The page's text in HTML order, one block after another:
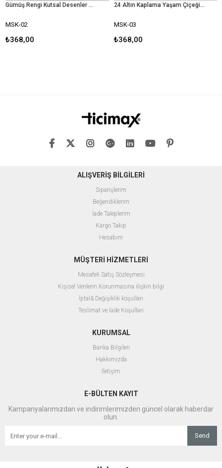
Gümüş Rengi Kutsal Desenler Mix Kolye
MSK-02
₺368,00
24 Altın Kaplama Yaşam Çiçeği Kolye
MSK-03
₺368,00
ALIŞVERİŞ BİLGİLERİ
Siparişlerim
Beğendiklerim
İade Taleplerim
Kargo Takip
Hesabım
MÜŞTERİ HİZMETLERİ
Mesafeli Satış Sözleşmesi
Kişisel Verilerin Korunmasına ilişkin bilgi
İptal& Değişiklik koşulları
Teslimat ve İade Koşulları
KURUMSAL
Banka Bilgileri
Hakkımızda
İletişim
E-BÜLTEN KAYIT
Kampanyalarımızdan ve indirimlerimizden güncel olarak haberdar
olun.
Send